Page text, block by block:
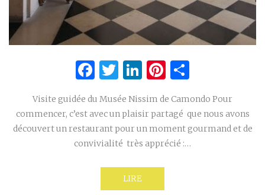
Facebook
Twitter
LinkedIn
Pinterest
Visite guidée du Musée Nissim de Camondo Pour
commencer, c’est avec un plaisir partagé que nous avons
découvert un restaurant pour un moment gourmand et de
convivialité très apprécié :…
LIRE